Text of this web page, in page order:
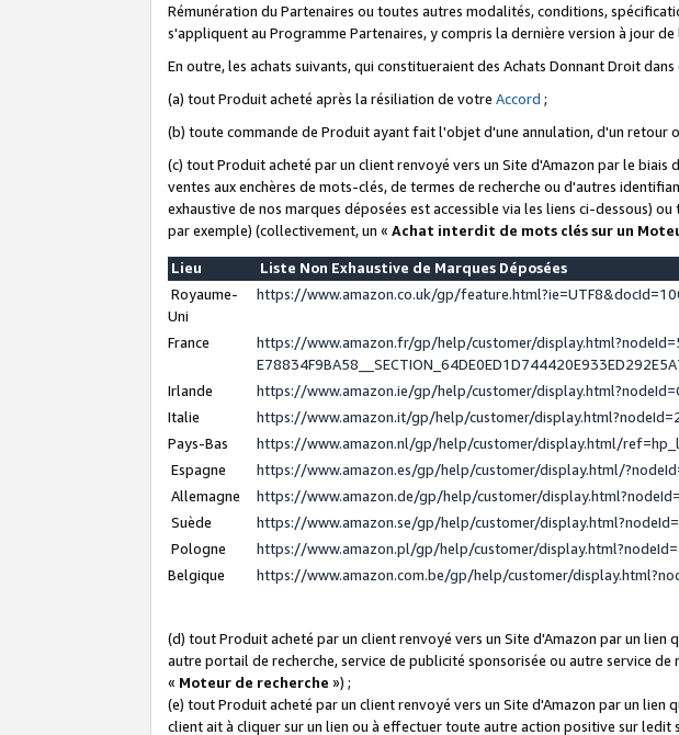
Rémunération du Partenaires ou toutes autres modalités, conditions,
s'appliquent au Programme Partenaires, y compris la dernière version à jour de
En outre, les achats suivants, qui constitueraient des Achats Donnant Droit
(a) tout Produit acheté après la résiliation de votre Accord ;
(b) toute commande de Produit ayant fait l'objet d'une annulation, d'un retour
(c) tout Produit acheté par un client renvoyé vers un Site d'Amazon par le
ventes aux enchères de mots-clés, de termes de recherche ou d'autres
exhaustive de nos marques déposées est accessible via les liens ci-dessous)
par exemple) (collectivement, un « Achat interdit de mots clés sur un
Lieu
Liste Non Exhaustive de Marques Déposées
Royaume-
Uni
https://www.amazon.co.uk/gp/
France
https://www.amazon.fr/gp/help/customer/
Irlande
https://www.amazon.ie/gp/help/customer/
Italie
https://www.amazon.it/gp/help/customer/
Pays-Bas
https://www.amazon.nl/gp/help/customer/display.html/
Espagne
https://www.amazon.es/gp/help/customer/display.html/
Allemagne
https://www.amazon.de/gp/help/customer/
Suède
https://www.amazon.se/gp/help/customer/
Pologne
https://www.amazon.pl/gp/help/customer/
Belgique
https://www.amazon.com.be/gp/help/customer/
(d) tout Produit acheté par un client renvoyé vers un Site d'Amazon par un lien
autre portail de recherche, service de publicité sponsorisée ou autre service
« Moteur de recherche ») ;
(e) tout Produit acheté par un client renvoyé vers un Site d'Amazon par un lien
client ait à cliquer sur un lien ou à effectuer toute autre action positive sur ledit